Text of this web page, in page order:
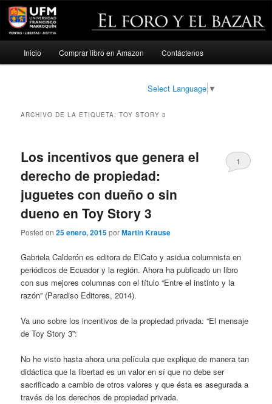
Ir
Ir
Inicio Comprar libro en Amazon Contáctenos
Select Language ▼
ARCHIVO DE LA ETIQUETA:TOY STORY 3
Los incentivos que genera el
derecho de propiedad:
juguetes con dueño o sin
dueno en Toy Story 3
Posted on25 enero, 2015porMartin Krause
1
Gabriela Calderón es editora de ElCato y asidua columnista en
periódicos de Ecuador y la región. Ahora ha publicado un libro
con sus mejores columnas con el título “Entre el instinto y la
razón” (Paradiso Editores, 2014).
Va uno sobre los incentivos de la propiedad privada: “El mensaje
de Toy Story 3”:
No he visto hasta ahora una película que explique de manera tan
didáctica que la libertad es un valor en sí que no debe ser
sacrificado a cambio de otros valores y que ésta es asegurada a
través de los derechos de propiedad privada.